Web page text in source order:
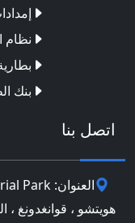
نظام
بنك
اتصل بنا
هويتشو ، قوانغدونغ ،